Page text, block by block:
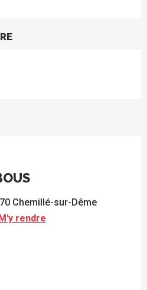
Chemillé-sur-Dême
rendre